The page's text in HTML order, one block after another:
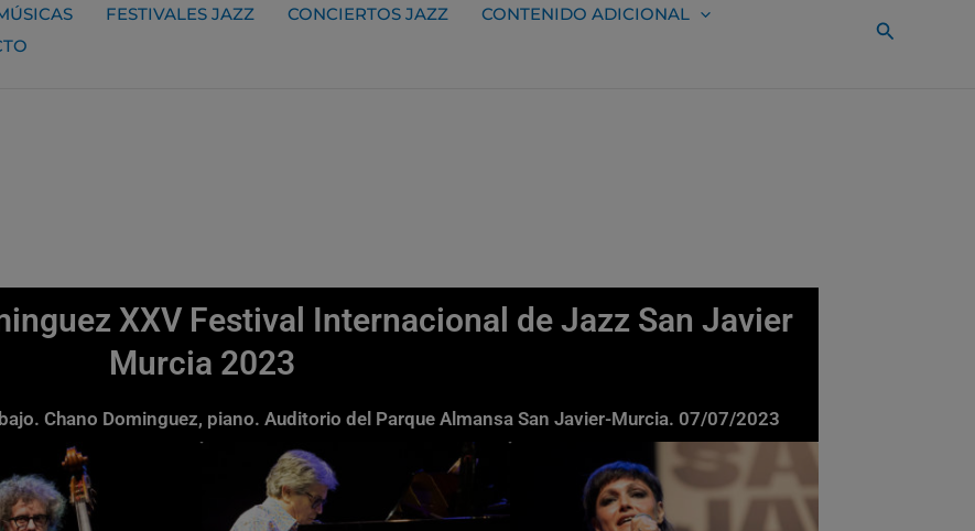
FESTIVALES JAZZ CONCIERTOS JAZZ
CONTENIDO ADICIONAL
Buscar
XXV Festival Internacional de Jazz San Javier
Murcia 2023
Chano Dominguez, piano. Auditorio del Parque Almansa San Javier-Murcia. 07/07/2023